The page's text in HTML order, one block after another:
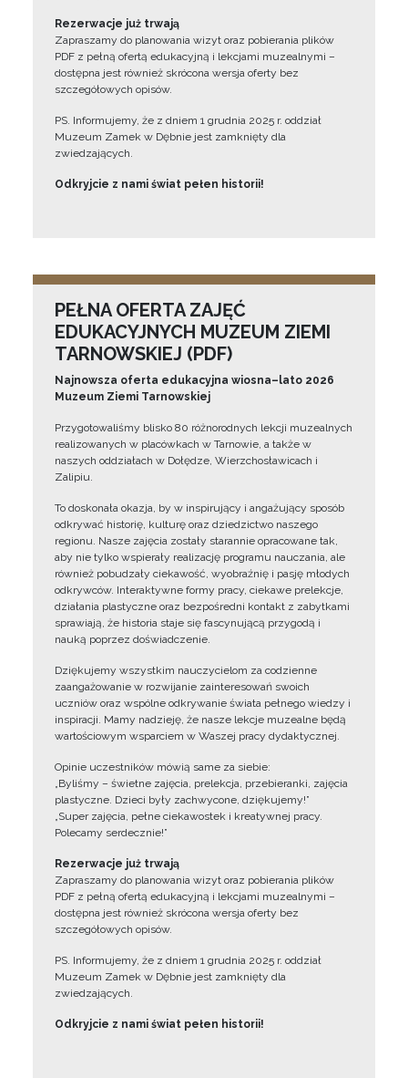
Rezerwacje już trwają
Zapraszamy do planowania wizyt oraz pobierania plików
PDF z pełną ofertą edukacyjną i lekcjami muzealnymi –
dostępna jest również skrócona wersja oferty bez
szczegółowych opisów.
PS. Informujemy, że z dniem 1 grudnia 2025 r. oddział
Muzeum Zamek w Dębnie jest zamknięty dla
zwiedzających.
Odkryjcie z nami świat pełen historii!
PEŁNA OFERTA ZAJĘĆ
EDUKACYJNYCH MUZEUM ZIEMI
TARNOWSKIEJ (PDF)
Najnowsza oferta edukacyjna wiosna–lato 2026
Muzeum Ziemi Tarnowskiej
Przygotowaliśmy blisko 80 różnorodnych lekcji muzealnych
realizowanych w placówkach w Tarnowie, a także w
naszych oddziałach w Dołędze, Wierzchosławicach i
Zalipiu.
To doskonała okazja, by w inspirujący i angażujący sposób
odkrywać historię, kulturę oraz dziedzictwo naszego
regionu. Nasze zajęcia zostały starannie opracowane tak,
aby nie tylko wspierały realizację programu nauczania, ale
również pobudzały ciekawość, wyobraźnię i pasję młodych
odkrywców. Interaktywne formy pracy, ciekawe prelekcje,
działania plastyczne oraz bezpośredni kontakt z zabytkami
sprawiają, że historia staje się fascynującą przygodą i
nauką poprzez doświadczenie.
Dziękujemy wszystkim nauczycielom za codzienne
zaangażowanie w rozwijanie zainteresowań swoich
uczniów oraz wspólne odkrywanie świata pełnego wiedzy i
inspiracji. Mamy nadzieję, że nasze lekcje muzealne będą
wartościowym wsparciem w Waszej pracy dydaktycznej.
Opinie uczestników mówią same za siebie:
„Byliśmy – świetne zajęcia, prelekcja, przebieranki, zajęcia
plastyczne. Dzieci były zachwycone, dziękujemy!”
„Super zajęcia, pełne ciekawostek i kreatywnej pracy.
Polecamy serdecznie!”
Rezerwacje już trwają
Zapraszamy do planowania wizyt oraz pobierania plików
PDF z pełną ofertą edukacyjną i lekcjami muzealnymi –
dostępna jest również skrócona wersja oferty bez
szczegółowych opisów.
PS. Informujemy, że z dniem 1 grudnia 2025 r. oddział
Muzeum Zamek w Dębnie jest zamknięty dla
zwiedzających.
Odkryjcie z nami świat pełen historii!